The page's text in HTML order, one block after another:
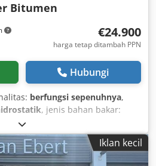
Bitumen
€24.900
harga tetap ditambah PPN
Hubungi
berfungsi sepenuhnya,
, jenis bahan bakar:
gandar:
baja, Tahun pembuatan:2013,
kopling trailer, kunci
Iklan kecil